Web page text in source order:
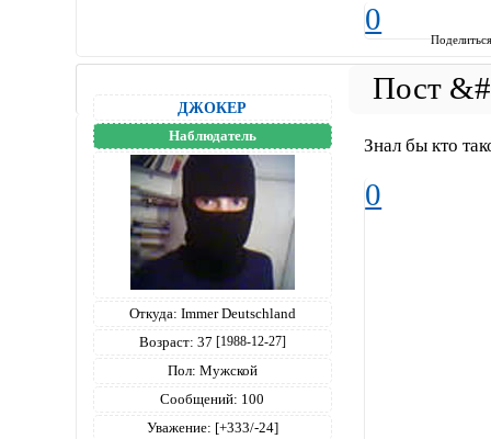
0
ДЖОКЕР
Наблюдатель
Откуда: Immer Deutschland
Возраст: 37 [1988-12-27]
Пол: Мужской
Сообщений: 100
Уважение: [+333/-24]
Знал бы кто
0